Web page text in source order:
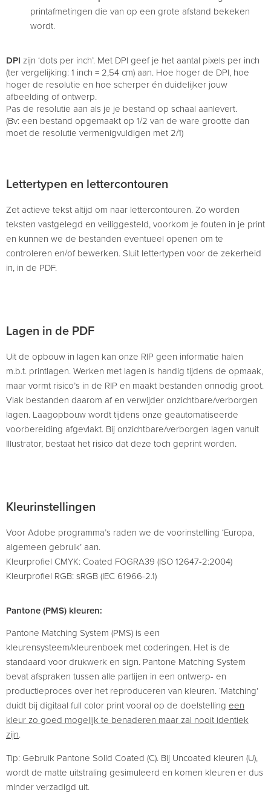
printafmetingen die van op een grote afstand bekeken
wordt.
DPI zijn ‘dots per inch’. Met DPI geef je het aantal pixels per inch
(ter vergelijking: 1 inch = 2,54 cm) aan. Hoe hoger de DPI, hoe
hoger de resolutie en hoe scherper én duidelijker jouw
afbeelding of ontwerp.
Pas de resolutie aan als je je bestand op schaal aanlevert.
(Bv: een bestand opgemaakt op 1/2 van de ware grootte dan
moet de resolutie vermenigvuldigen met 2/1)
Lettertypen en lettercontouren
Zet actieve tekst altijd om naar lettercontouren. Zo worden
teksten vastgelegd en veiliggesteld, voorkom je fouten in je print
en kunnen we de bestanden eventueel openen om te
controleren en/of bewerken. Sluit lettertypen voor de zekerheid
in, in de PDF.
Lagen in de PDF
Uit de opbouw in lagen kan onze RIP geen informatie halen
m.b.t. printlagen. Werken met lagen is handig tijdens de opmaak,
maar vormt risico’s in de RIP en maakt bestanden onnodig groot.
Vlak bestanden daarom af en verwijder onzichtbare/verborgen
lagen. Laagopbouw wordt tijdens onze geautomatiseerde
voorbereiding afgevlakt. Bij onzichtbare/verborgen lagen vanuit
Illustrator, bestaat het risico dat deze toch geprint worden.
Kleurinstellingen
Voor Adobe programma’s raden we de voorinstelling ‘Europa,
algemeen gebruik’ aan.
Kleurprofiel CMYK: Coated FOGRA39 (ISO 12647-2:2004)
Kleurprofiel RGB: sRGB (IEC 61966-2.1)
Pantone (PMS) kleuren:
Pantone Matching System (PMS) is een
kleurensysteem/kleurenboek met coderingen. Het is de
standaard voor drukwerk en sign. Pantone Matching System
bevat afspraken tussen alle partijen in een ontwerp- en
productieproces over het reproduceren van kleuren. ‘Matching’
duidt bij digitaal full color print vooral op de doelstelling een
kleur zo goed mogelijk te benaderen maar zal nooit identiek
zijn.
Tip: Gebruik Pantone Solid Coated (C). Bij Uncoated kleuren (U),
wordt de matte uitstraling gesimuleerd en komen kleuren er dus
minder verzadigd uit.